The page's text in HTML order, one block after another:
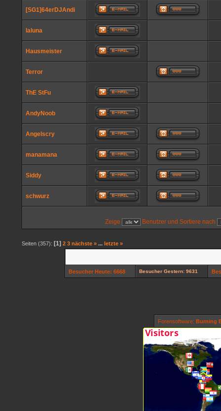
[SG1]64erDJAndi
laluna
Hausmeister
Terror
ThE StFu
AndyNoob
Angelscry
manamana
Siddy
schwurz
Zeige Benutzer und Sortiere nach
Seiten (357): [1] 2 3 nächste » ... letzte »
Besucher Heute: 6668 Besucher Gestern: 9631
Forensoftware: Burning